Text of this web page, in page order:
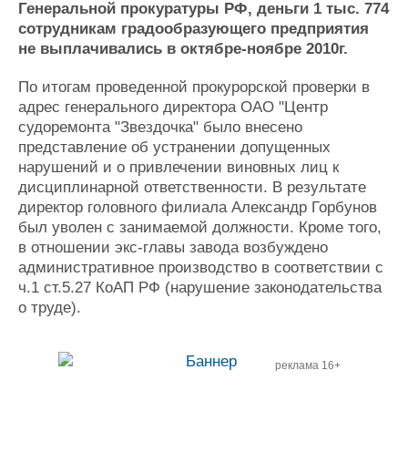
Журнал
Реклама
Конференции
Выставки и семинары
Личности
Словарь
Флот
Галерея флота
Форум
Отзывы
Все службы
Генеральной прокуратуры РФ, деньги 1 тыс. 774
сотрудникам градообразующего предприятия
не выплачивались в октябре-ноябре 2010г.
По итогам проведенной прокурорской проверки в
адрес генерального директора ОАО "Центр
судоремонта "Звездочка" было внесено
представление об устранении допущенных
нарушений и о привлечении виновных лиц к
дисциплинарной ответственности. В результате
директор головного филиала Александр Горбунов
был уволен с занимаемой должности. Кроме того,
в отношении экс-главы завода возбуждено
административное производство в соответствии с
ч.1 ст.5.27 КоАП РФ (нарушение законодательства
о труде).
реклама 16+